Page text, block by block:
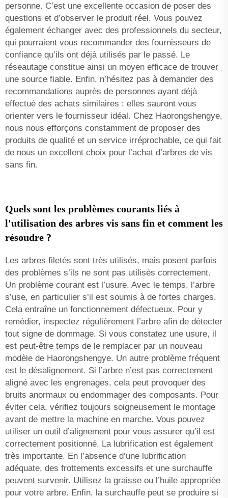
personne. C’est une excellente occasion de poser des
questions et d’observer le produit réel. Vous pouvez
également échanger avec des professionnels du secteur,
qui pourraient vous recommander des fournisseurs de
confiance qu’ils ont déjà utilisés par le passé. Le
réseautage constitue ainsi un moyen efficace de trouver
une source fiable. Enfin, n’hésitez pas à demander des
recommandations auprès de personnes ayant déjà
effectué des achats similaires : elles sauront vous
orienter vers le fournisseur idéal. Chez Haorongshengye,
nous nous efforçons constamment de proposer des
produits de qualité et un service irréprochable, ce qui fait
de nous un excellent choix pour l’achat d’arbres de vis
sans fin.
Quels sont les problèmes courants liés à
l'utilisation des arbres vis sans fin et comment les
résoudre ?
Les arbres filetés sont très utilisés, mais posent parfois
des problèmes s’ils ne sont pas utilisés correctement.
Un problème courant est l’usure. Avec le temps, l’arbre
s’use, en particulier s’il est soumis à de fortes charges.
Cela entraîne un fonctionnement défectueux. Pour y
remédier, inspectez régulièrement l’arbre afin de détecter
tout signe de dommage. Si vous constatez une usure, il
est peut-être temps de le remplacer par un nouveau
modèle de Haorongshengye. Un autre problème fréquent
est le désalignement. Si l’arbre n’est pas correctement
aligné avec les engrenages, cela peut provoquer des
bruits anormaux ou endommager des composants. Pour
éviter cela, vérifiez toujours soigneusement le montage
avant de mettre la machine en marche. Vous pouvez
utiliser un outil d’alignement pour vous assurer qu’il est
correctement positionné. La lubrification est également
très importante. En l’absence d’une lubrification
adéquate, des frottements excessifs et une surchauffe
peuvent survenir. Utilisez la graisse ou l’huile appropriée
pour votre arbre. Enfin, la surchauffe peut se produire si